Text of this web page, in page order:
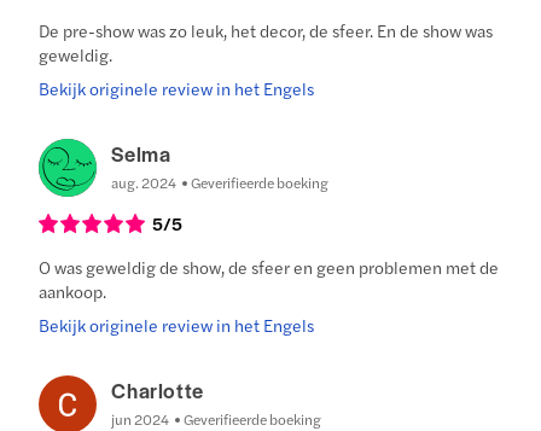
De pre-show was zo leuk, het decor, de sfeer. En de show was
geweldig.
Bekijk originele review in het Engels
Selma
aug. 2024 Geverifieerde boeking
5/5
O was geweldig de show, de sfeer en geen problemen met de
aankoop.
Bekijk originele review in het Engels
Charlotte
jun 2024 Geverifieerde boeking